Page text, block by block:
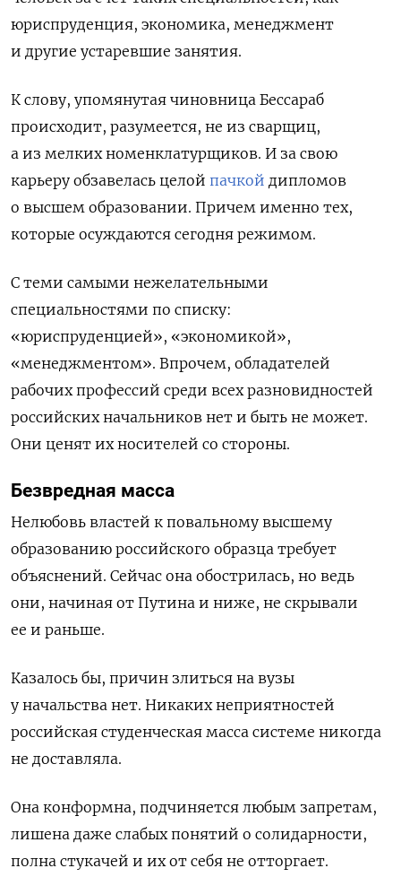
юриспруденция, экономика, менеджмент
и другие устаревшие занятия.
К слову, упомянутая чиновница Бессараб
происходит, разумеется, не из сварщиц,
а из мелких номенклатурщиков. И за свою
карьеру обзавелась целой пачкой дипломов
о высшем образовании. Причем именно тех,
которые осуждаются сегодня режимом.
С теми самыми нежелательными
специальностями по списку:
«юриспруденцией», «экономикой»,
«менеджментом». Впрочем, обладателей
рабочих профессий среди всех разновидностей
российских начальников нет и быть не может.
Они ценят их носителей со стороны.
Безвредная масса
Нелюбовь властей к повальному высшему
образованию российского образца требует
объяснений. Сейчас она обострилась, но ведь
они, начиная от Путина и ниже, не скрывали
ее и раньше.
Казалось бы, причин злиться на вузы
у начальства нет. Никаких неприятностей
российская студенческая масса системе никогда
не доставляла.
Она конформна, подчиняется любым запретам,
лишена даже слабых понятий о солидарности,
полна стукачей и их от себя не отторгает.